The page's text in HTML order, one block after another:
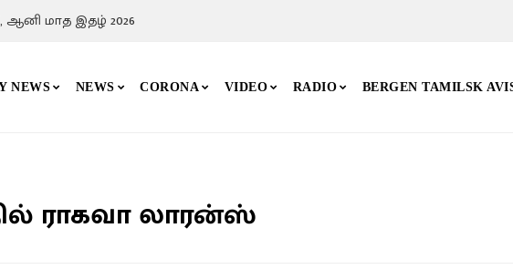
ஆனி மாத இதழ் 2026
NEWS NEWS CORONA VIDEO RADIO BERGEN TAMILSK
ராகவா லாரன்ஸ்